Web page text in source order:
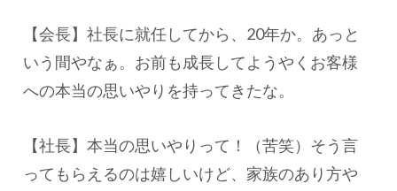
【会長】社長に就任してから、20年か。あっと
いう間やなぁ。お前も成長してようやくお客様
への本当の思いやりを持ってきたな。
【社長】本当の思いやりって！（苦笑）そう言
ってもらえるのは嬉しいけど、家族のあり方や